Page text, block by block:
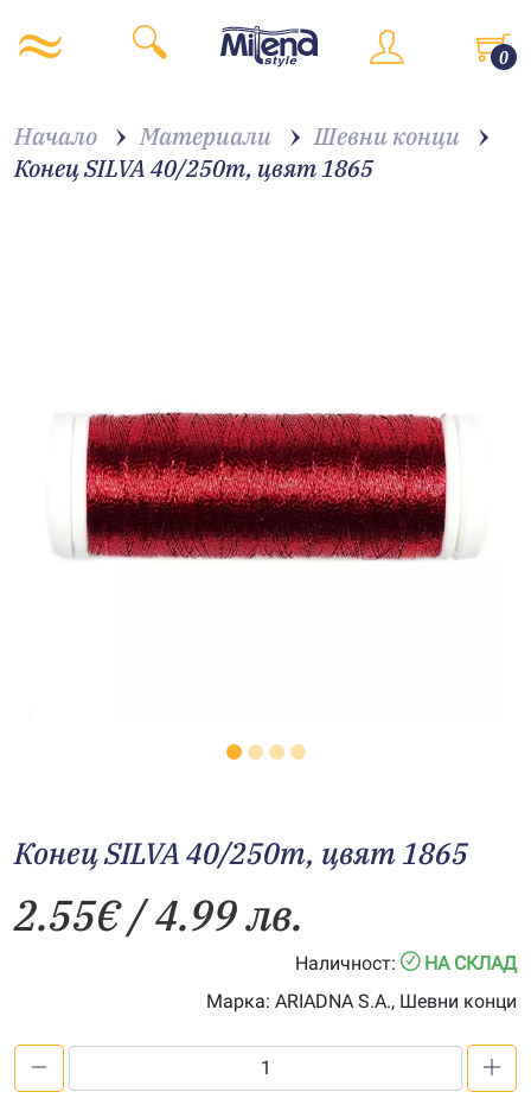
0
Начало Материали
Шевни конци
Конец SILVA 40/250m, цвят 1865
Конец SILVA 40/250m, цвят 1865
2.55€/ 4.99 лв.
Наличност:
НА СКЛАД
Марка: ARIADNA S.A., Шевни конци